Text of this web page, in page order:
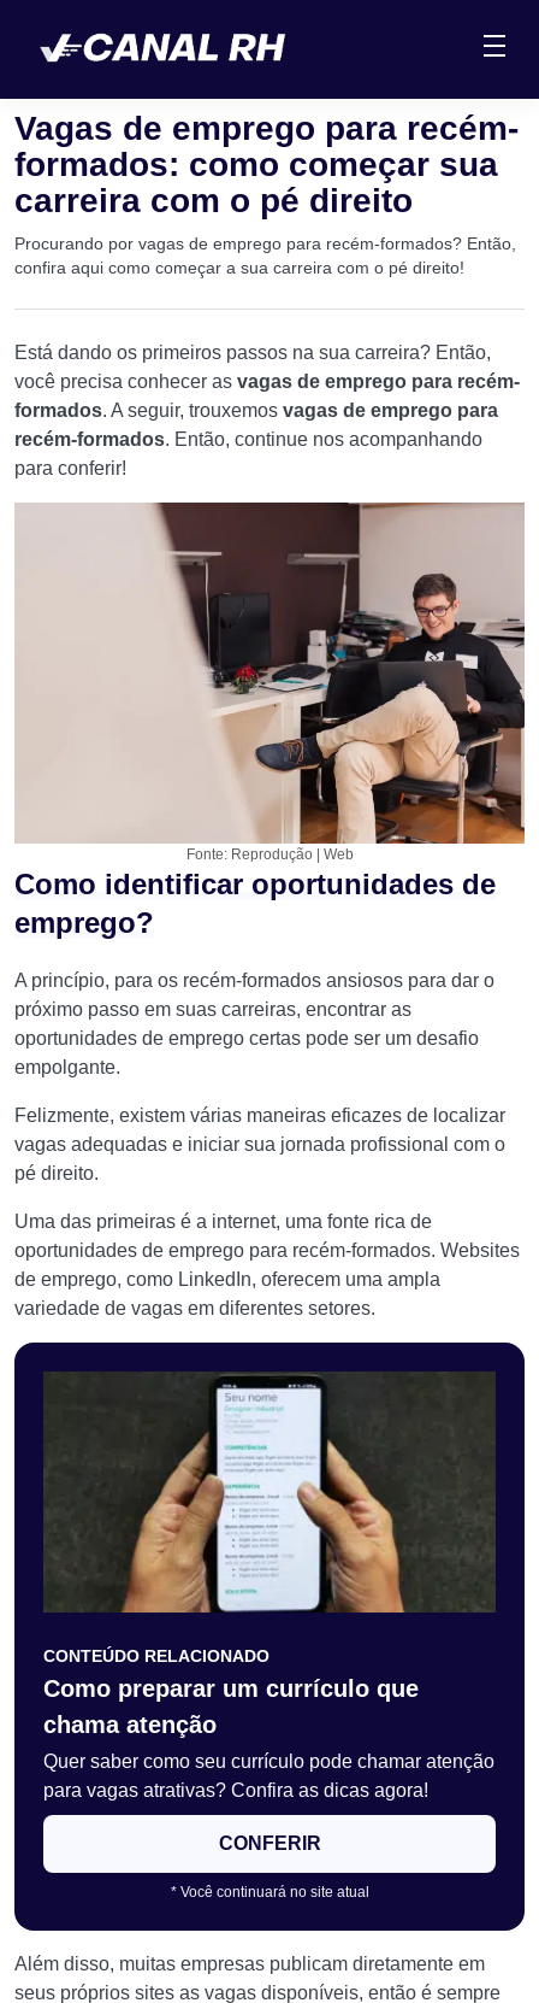
Vagas de emprego para recém-
formados: como começar sua
carreira com o pé direito
Procurando por vagas de emprego para recém-formados? Então,
confira aqui como começar a sua carreira com o pé direito!
Está dando os primeiros passos na sua carreira? Então,
você precisa conhecer as vagas de emprego para recém-
formados. A seguir, trouxemos vagas de emprego para
recém-formados. Então, continue nos acompanhando
para conferir!
Fonte: Reprodução | Web
Como identificar oportunidades de
emprego?
A princípio, para os recém-formados ansiosos para dar o
próximo passo em suas carreiras, encontrar as
oportunidades de emprego certas pode ser um desafio
empolgante.
Felizmente, existem várias maneiras eficazes de localizar
vagas adequadas e iniciar sua jornada profissional com o
pé direito.
Uma das primeiras é a internet, uma fonte rica de
oportunidades de emprego para recém-formados. Websites
de emprego, como LinkedIn, oferecem uma ampla
variedade de vagas em diferentes setores.
CONTEÚDO RELACIONADO
Como preparar um currículo que
chama atenção
Quer saber como seu currículo pode chamar atenção
para vagas atrativas? Confira as dicas agora!
CONFERIR
* Você continuará no site atual
Além disso, muitas empresas publicam diretamente em
seus próprios sites as vagas disponíveis, então é sempre